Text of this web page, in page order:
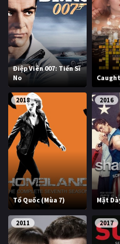
Điệp Viên 007: Tiến Sĩ
No
2018
Tổ Quốc (Mùa 7)
2016
Mặt
2011 2017